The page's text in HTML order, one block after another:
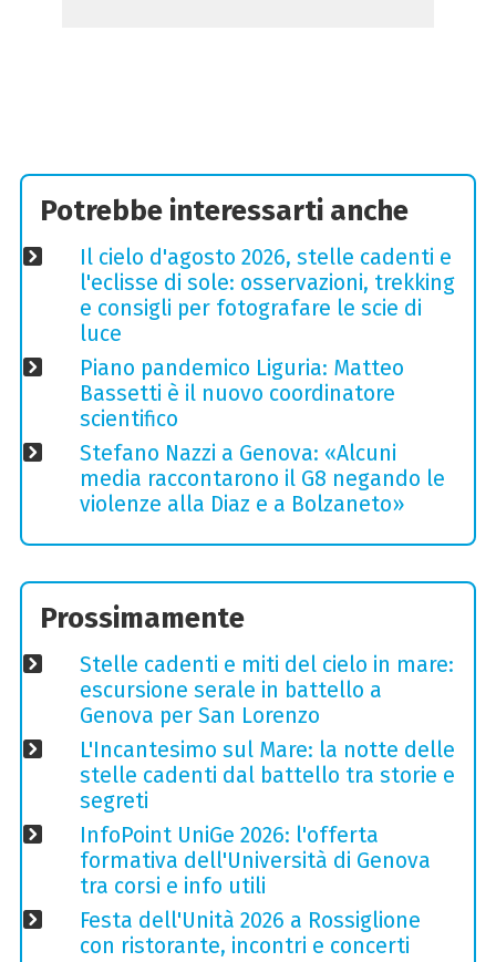
Potrebbe interessarti anche
Il cielo d'agosto 2026, stelle cadenti e
l'eclisse di sole: osservazioni, trekking
e consigli per fotografare le scie di
luce
Piano pandemico Liguria: Matteo
Bassetti è il nuovo coordinatore
scientifico
Stefano Nazzi a Genova: «Alcuni
media raccontarono il G8 negando le
violenze alla Diaz e a Bolzaneto»
Prossimamente
Stelle cadenti e miti del cielo in mare:
escursione serale in battello a
Genova per San Lorenzo
L'Incantesimo sul Mare: la notte delle
stelle cadenti dal battello tra storie e
segreti
InfoPoint UniGe 2026: l'offerta
formativa dell'Università di Genova
tra corsi e info utili
Festa dell'Unità 2026 a Rossiglione
con ristorante, incontri e concerti